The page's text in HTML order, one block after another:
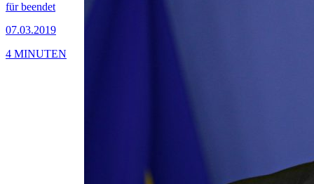
für beendet
07.03.2019
4 MINUTEN